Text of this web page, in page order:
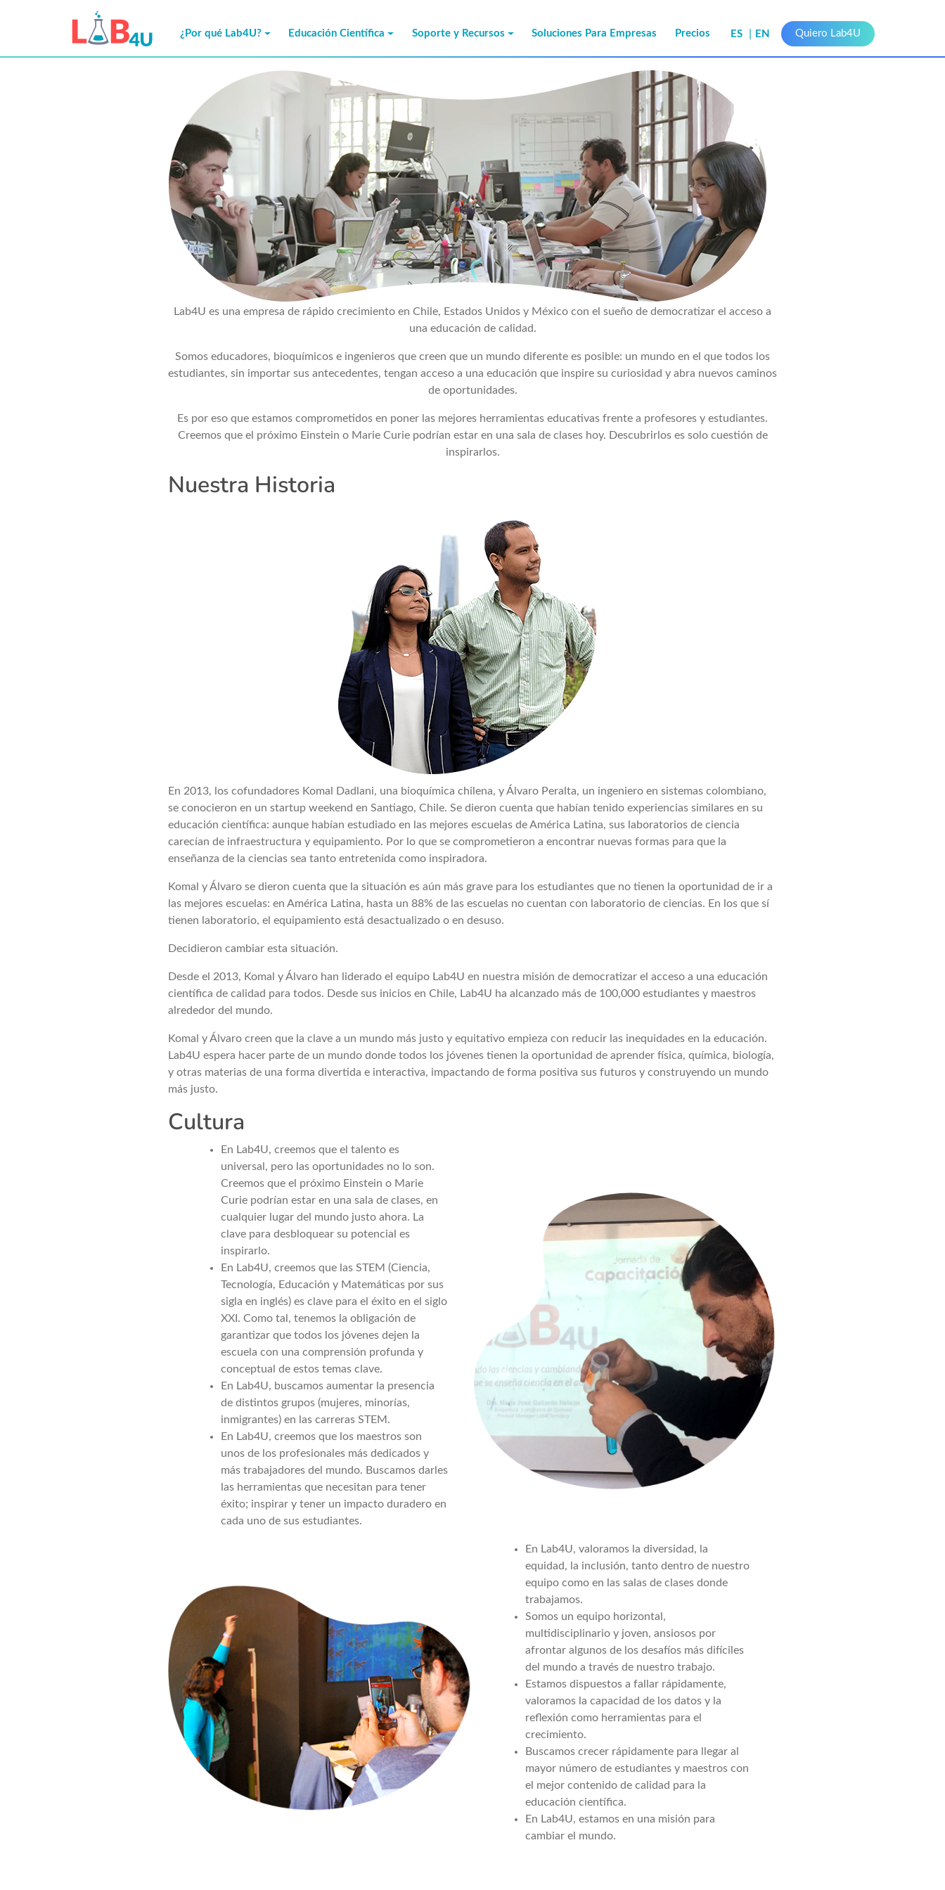
¿Por qué Lab4U? Educación Científica Soporte y Recursos Soluciones Para Empresas Precios ES EN Quiero Lab4U
Lab4U es una empresa de rápido crecimiento en Chile, Estados Unidos y México con el sueño de democratizar el acceso a
una educación de calidad.
Somos educadores, bioquímicos e ingenieros que creen que un mundo diferente es posible: un mundo en el que todos los
estudiantes, sin importar sus antecedentes, tengan acceso a una educación que inspire su curiosidad y abra nuevos caminos
de oportunidades.
Es por eso que estamos comprometidos en poner las mejores herramientas educativas frente a profesores y estudiantes.
Creemos que el próximo Einstein o Marie Curie podrían estar en una sala de clases hoy. Descubrirlos es solo cuestión de
inspirarlos.
Nuestra Historia
En 2013, los cofundadores Komal Dadlani, una bioquímica chilena, y Álvaro Peralta, un ingeniero en sistemas colombiano,
se conocieron en un startup weekend en Santiago, Chile. Se dieron cuenta que habían tenido experiencias similares en su
educación científica: aunque habían estudiado en las mejores escuelas de América Latina, sus laboratorios de ciencia
carecían de infraestructura y equipamiento. Por lo que se comprometieron a encontrar nuevas formas para que la
enseñanza de la ciencias sea tanto entretenida como inspiradora.
Komal y Álvaro se dieron cuenta que la situación es aún más grave para los estudiantes que no tienen la oportunidad de ir a
las mejores escuelas: en América Latina, hasta un 88% de las escuelas no cuentan con laboratorio de ciencias. En los que sí
tienen laboratorio, el equipamiento está desactualizado o en desuso.
Decidieron cambiar esta situación.
Desde el 2013, Komal y Álvaro han liderado el equipo Lab4U en nuestra misión de democratizar el acceso a una educación
científica de calidad para todos. Desde sus inicios en Chile, Lab4U ha alcanzado más de 100,000 estudiantes y maestros
alrededor del mundo.
Komal y Álvaro creen que la clave a un mundo más justo y equitativo empieza con reducir las inequidades en la educación.
Lab4U espera hacer parte de un mundo donde todos los jóvenes tienen la oportunidad de aprender física, química, biología,
y otras materias de una forma divertida e interactiva, impactando de forma positiva sus futuros y construyendo un mundo
más justo.
Cultura
En Lab4U, creemos que el talento es
universal, pero las oportunidades no lo son.
Creemos que el próximo Einstein o Marie
Curie podrían estar en una sala de clases, en
cualquier lugar del mundo justo ahora. La
clave para desbloquear su potencial es
inspirarlo.
En Lab4U, creemos que las STEM (Ciencia,
Tecnología, Educación y Matemáticas por sus
sigla en inglés) es clave para el éxito en el siglo
XXI. Como tal, tenemos la obligación de
garantizar que todos los jóvenes dejen la
escuela con una comprensión profunda y
conceptual de estos temas clave.
En Lab4U, buscamos aumentar la presencia
de distintos grupos (mujeres, minorías,
inmigrantes) en las carreras STEM.
En Lab4U, creemos que los maestros son
unos de los profesionales más dedicados y
más trabajadores del mundo. Buscamos darles
las herramientas que necesitan para tener
éxito; inspirar y tener un impacto duradero en
cada uno de sus estudiantes.
En Lab4U, valoramos la diversidad, la
equidad, la inclusión, tanto dentro de nuestro
equipo como en las salas de clases donde
trabajamos.
Somos un equipo horizontal,
multidisciplinario y joven, ansiosos por
afrontar algunos de los desafíos más difíciles
del mundo a través de nuestro trabajo.
Estamos dispuestos a fallar rápidamente,
valoramos la capacidad de los datos y la
reflexión como herramientas para el
crecimiento.
Buscamos crecer rápidamente para llegar al
mayor número de estudiantes y maestros con
el mejor contenido de calidad para la
educación científica.
En Lab4U, estamos en una misión para
cambiar el mundo.